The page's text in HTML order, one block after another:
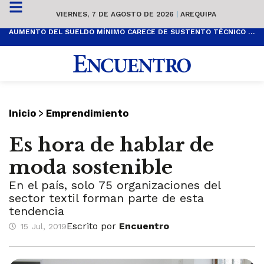
VIERNES, 7 DE AGOSTO DE 2026 | AREQUIPA
AUMENTO DEL SUELDO MÍNIMO CARECE DE SUSTENTO TÉCNICO Y ES POPULISTA
Inicio > Emprendimiento
Es hora de hablar de
moda sostenible
En el país, solo 75 organizaciones del
sector textil forman parte de esta
tendencia
15 Jul, 2019Escrito por Encuentro